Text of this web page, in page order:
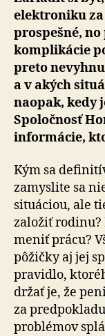
elektroniku za
prospešné,
komplikácie
preto
a v akých
naopak, kedy
Spoločnosť
informácie,
Kým sa
zamyslite sa
situáciou, ale
založiť rodinu?
meniť prácu?
pôžičky aj jej
pravidlo,
držať je, že
za
problémov